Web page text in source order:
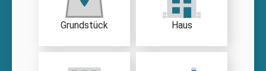
Grundstück Haus